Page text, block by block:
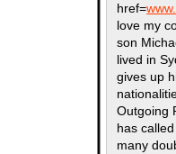
href=
love my
son
lived in
gives up
Outgoing
has
many